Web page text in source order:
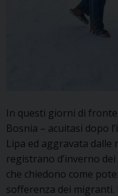
In questi giorni di
Bosnia – acuitasi dopo
Lipa ed aggravata
registrano d’inverno
che chiedono come
sofferenza dei migranti.